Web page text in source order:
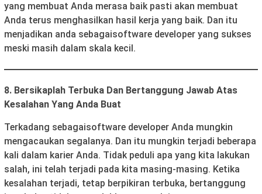
yang membuat Anda merasa baik pasti akan membuat
Anda terus menghasilkan hasil kerja yang baik. Dan itu
menjadikan anda sebagaisoftware developer yang sukses
meski masih dalam skala kecil.
8. Bersikaplah Terbuka Dan Bertanggung Jawab Atas
Kesalahan Yang Anda Buat
Terkadang sebagaisoftware developer Anda mungkin
mengacaukan segalanya. Dan itu mungkin terjadi beberapa
kali dalam karier Anda. Tidak peduli apa yang kita lakukan
salah, ini telah terjadi pada kita masing-masing. Ketika
kesalahan terjadi, tetap berpikiran terbuka, bertanggung